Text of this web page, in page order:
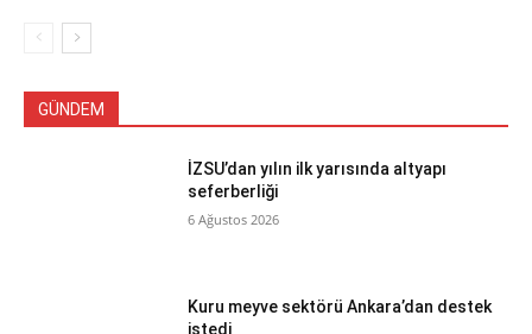
GÜNDEM
İZSU’dan yılın ilk yarısında altyapı
seferberliği
6 Ağustos 2026
Kuru meyve sektörü Ankara’dan destek
istedi